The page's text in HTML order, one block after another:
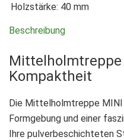
Holzstärke: 40 mm
Beschreibung
Kompaktheit
Die Mittelholmtreppe
Formgebung und einer
Ihre pulverbeschichteten